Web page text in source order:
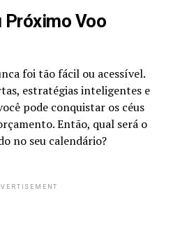
Próximo Voo
foi tão fácil ou acessível.
estratégias inteligentes e
pode conquistar os céus
Então, qual será o
no seu calendário?